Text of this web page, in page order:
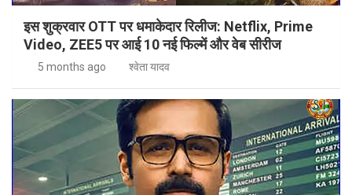
इस शुक्रवार OTT पर धमाकेदार रिलीज: Netflix, Prime
Video, ZEE5 पर आई 10 नई फिल्में और वेब सीरीज
5 months ago श्वेता यादव